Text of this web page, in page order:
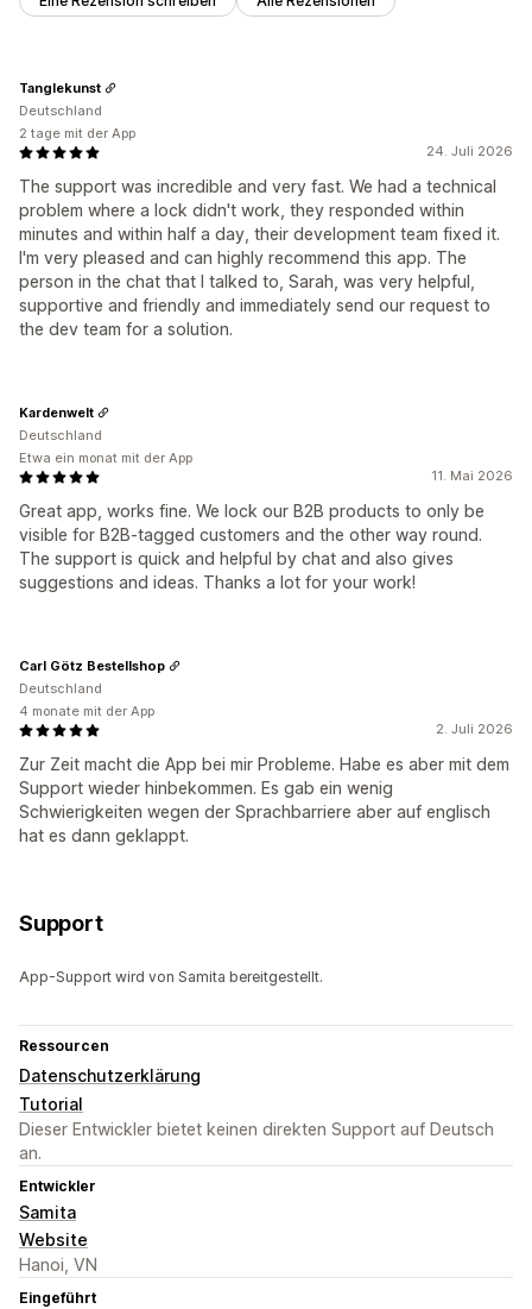
24. Juli 2026
The support was incredible and very fast. We had a technical
problem where a lock didn't work, they responded within
minutes and within half a day, their development team fixed it.
I'm very pleased and can highly recommend this app. The
person in the chat that I talked to, Sarah, was very helpful,
supportive and friendly and immediately send our request to
the dev team for a solution.
Tanglekunst
Deutschland
2 tage mit der App
11. Mai 2026
Great app, works fine. We lock our B2B products to only be
visible for B2B-tagged customers and the other way round.
The support is quick and helpful by chat and also gives
suggestions and ideas. Thanks a lot for your work!
Kardenwelt
Deutschland
Etwa ein monat mit der App
2. Juli 2026
Zur Zeit macht die App bei mir Probleme. Habe es aber mit dem
Support wieder hinbekommen. Es gab ein wenig
Schwierigkeiten wegen der Sprachbarriere aber auf englisch
hat es dann geklappt.
Carl Götz Bestellshop
Deutschland
4 monate mit der App
Support
App-Support wird von Samita bereitgestellt.
Ressourcen
Datenschutzerklärung
Tutorial
Dieser Entwickler bietet keinen direkten Support auf Deutsch
an.
Entwickler
Samita
Website
Hanoi, VN
Eingeführt